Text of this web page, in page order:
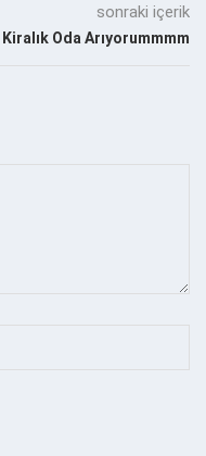
sonraki içerik
Kiralık Oda Arıyorummmm